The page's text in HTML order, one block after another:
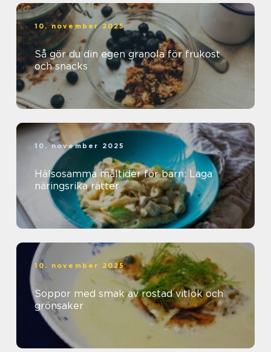
10. november 2025
Så gör du din egen granola för frukost
och snacks
10. november 2025
Hälsosamma måltider för barn: Laga
näringsrika rätter
10. november 2025
Soppor med smak av rostad vitlök och
grönsaker